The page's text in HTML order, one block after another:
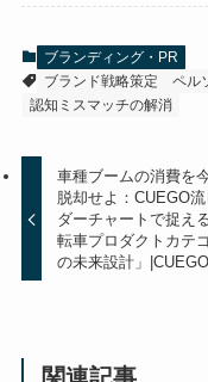
ブランディング・PR
ブランド戦略策定
ペル
認知ミスマッチの解消
車種ブームの消費を
脱却せよ：CUEGO
ダーチャートで捉え
転車プロダクトカテ
の未来設計」|CUEGO